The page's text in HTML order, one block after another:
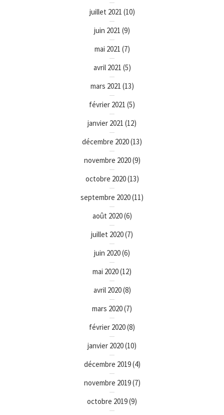
juillet 2021 (10)
juin 2021 (9)
mai 2021 (7)
avril 2021 (5)
mars 2021 (13)
février 2021 (5)
janvier 2021 (12)
décembre 2020(13)
novembre 2020(9)
octobre 2020(13)
septembre 2020(11)
août 2020(6)
juillet 2020(7)
juin 2020(6)
mai 2020(12)
avril 2020(8)
mars 2020(7)
février 2020(8)
janvier 2020(10)
décembre 2019(4)
novembre 2019(7)
octobre 2019(9)